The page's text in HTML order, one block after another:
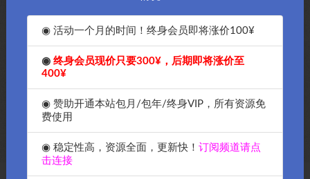
OK源码破解首发ConvertZ绿色
免安装中文版-老牌简繁语言脚
本软件
◉ 活动一个月的时间！终身会员即将涨价100¥
◉终身会员现价只要300¥，后期即将涨价至
400¥
◉ 赞助开通本站包月/包年/终身VIP，所有资源免
费使用
◉ 稳定性高，资源全面，更新快！订阅频道请点
击连接